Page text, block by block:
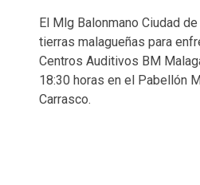
El Mlg Balonmano Ciudad de
tierras malagueñas para
Centros Auditivos BM
18:30 horas en el Pabellón
Carrasco.